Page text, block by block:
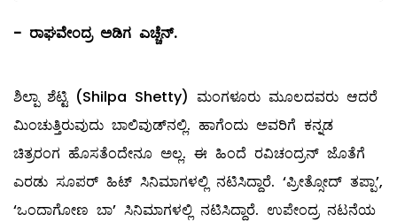
- ರಾಘವೇಂದ್ರ ಅಡಿಗ ಎಚ್ಚೆನ್.
ಶಿಲ್ಪಾ ಶೆಟ್ಟಿ (Shilpa Shetty) ಮಂಗಳೂರು ಮೂಲದವರು ಆದರೆ
ಮಿಂಚುತ್ತಿರುವುದು ಬಾಲಿವುಡ್​ನಲ್ಲಿ. ಹಾಗೆಂದು ಅವರಿಗೆ ಕನ್ನಡ
ಚಿತ್ರರಂಗ ಹೊಸತೆಂದೇನೂ ಅಲ್ಲ. ಈ ಹಿಂದೆ ರವಿಚಂದ್ರನ್ ಜೊತೆಗೆ
ಎರಡು ಸೂಪರ್ ಹಿಟ್ ಸಿನಿಮಾಗಳಲ್ಲಿ ನಟಿಸಿದ್ದಾರೆ. ‘ಪ್ರೀತ್ಸೋದ್ ತಪ್ಪಾ’,
‘ಒಂದಾಗೋಣ ಬಾ’ ಸಿನಿಮಾಗಳಲ್ಲಿ ನಟಿಸಿದ್ದಾರೆ. ಉಪೇಂದ್ರ ನಟನೆಯ